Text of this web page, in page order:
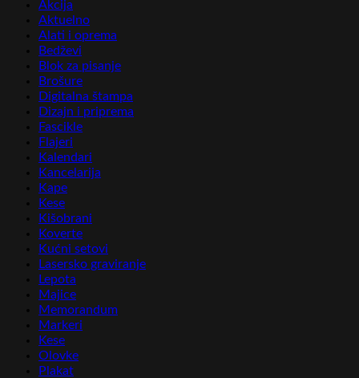
Akcija
Aktuelno
Alati i oprema
Bedževi
Blok za pisanje
Brošure
Digitalna štampa
Dizajn i priprema
Fascikle
Flajeri
Kalendari
Kancelarija
Kape
Kese
Kišobrani
Koverte
Kućni setovi
Lasersko graviranje
Lepota
Majice
Memorandum
Markeri
Kese
Olovke
Plakat